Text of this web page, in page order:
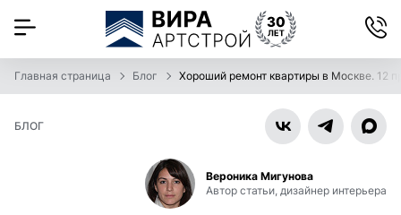
Главная страница Блог Хороший ремонт квартиры в Москве. 12
БЛОГ
Вероника Мигунова
Автор статьи, дизайнер интерьера